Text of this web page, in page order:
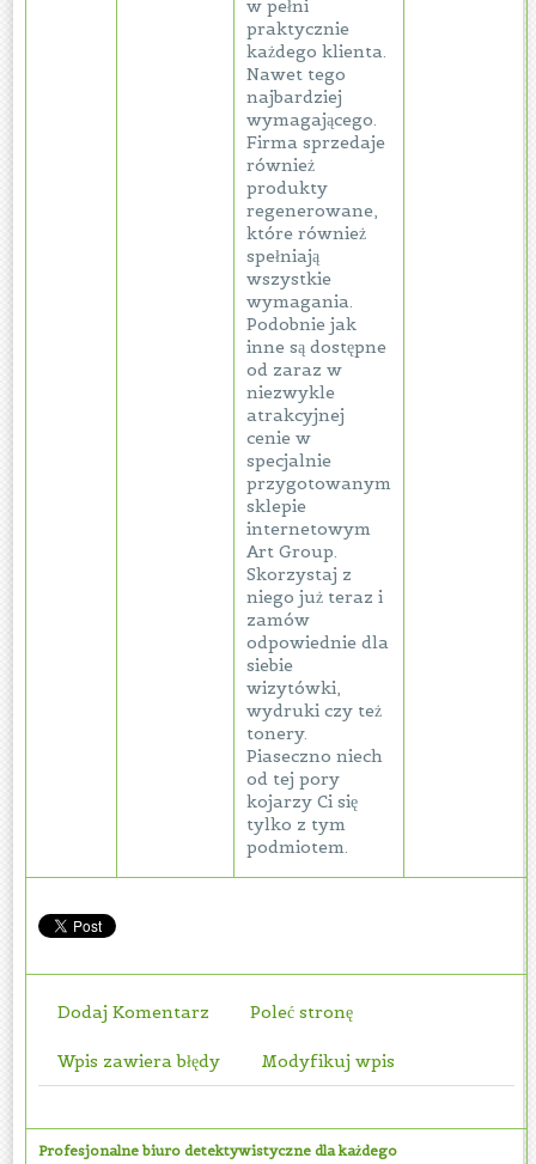
w pełni
praktycznie
każdego klienta.
Nawet tego
najbardziej
wymagającego.
Firma sprzedaje
również
produkty
regenerowane,
które również
spełniają
wszystkie
wymagania.
Podobnie jak
inne są dostępne
od zaraz w
niezwykle
atrakcyjnej
cenie w
specjalnie
przygotowanym
sklepie
internetowym
Art Group.
Skorzystaj z
niego już teraz i
zamów
odpowiednie dla
siebie
wizytówki,
wydruki czy też
tonery.
Piaseczno niech
od tej pory
kojarzy Ci się
tylko z tym
podmiotem.
Dodaj Komentarz Poleć stronę
Wpis zawiera błędy Modyfikuj wpis
Profesjonalne biuro detektywistyczne dla każdego